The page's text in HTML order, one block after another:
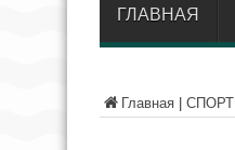
ГЛАВНАЯ
Главная СПОРТ